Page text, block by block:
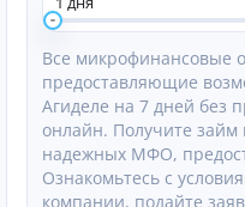
Все микрофинансовые
предоставляющие
Агиделе на 7 дней без
онлайн. Получите
надежных МФО,
Ознакомьтесь с
компании, подайте